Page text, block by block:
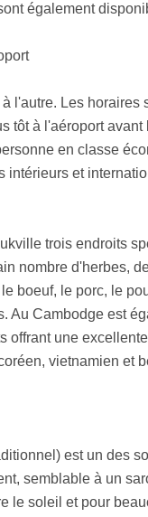
également
l'autre. Les
tôt à l'aéroport
en classe
intérieurs et
trois endroits
nombre d'herbes,
boeuf, le porc, le
Au Cambodge est
offrant une
vietnamien et
est un des
semblable à un
le soleil et pour